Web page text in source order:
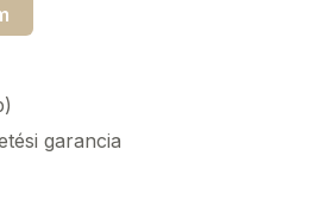
garancia